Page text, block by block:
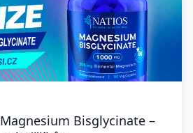
Bisglycinate –